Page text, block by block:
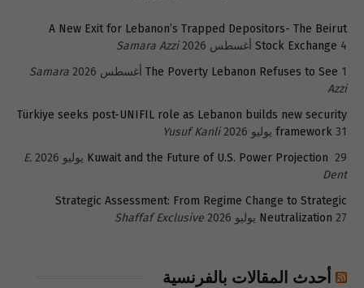
A New Exit for Lebanon’s Trapped Depositors- The Beirut
Stock Exchange 4 أغسطس 2026
Samara Azzi
The Poverty Lebanon Refuses to See 1 أغسطس 2026
Samara
Azzi
Türkiye seeks post-UNIFIL role as Lebanon builds new security
framework 31 يوليو 2026
Yusuf Kanli
Kuwait and the Future of U.S. Power Projection 29 يوليو 2026
E.
Dent
Strategic Assessment: From Regime Change to Strategic
Neutralization 27 يوليو 2026 Shaffaf Exclusive
أحدث المقالات بالفرنسية